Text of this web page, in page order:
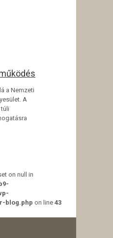
a Nemzeti
A
on null in
blog.php on line 43